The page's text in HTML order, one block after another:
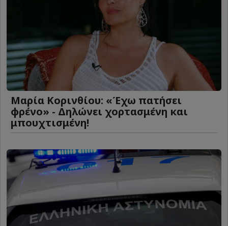
Μαρία Κορινθίου: «Έχω πατήσει
φρένο» - Δηλώνει χορτασμένη και
μπουχτισμένη!